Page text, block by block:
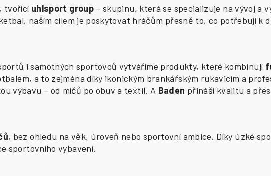
tvořící uhlsport group– skupinu, která se specializuje na vývoj a
naším cílem je poskytovat hráčům přesně to, co potřebují k
i samotných sportovců vytváříme produkty, které kombinují
a to zejména díky ikonickým brankářským rukavicím a
výbavu – od míčů po obuv a textil. A Baden přináší kvalitu a
, bez ohledu na věk, úroveň nebo sportovní ambice. Díky úzké
sportovního vybavení.